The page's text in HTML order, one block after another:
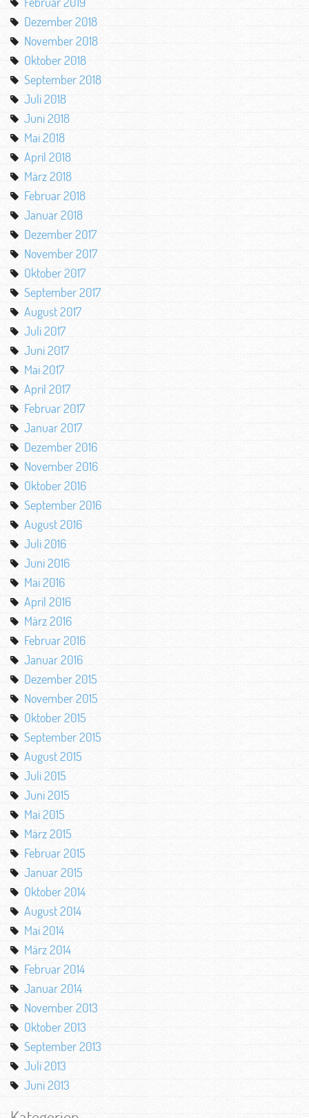
Dezember 2018
November 2018
Oktober 2018
September 2018
Juli 2018
Juni 2018
Mai 2018
April 2018
März 2018
Februar 2018
Januar 2018
Dezember 2017
November 2017
Oktober 2017
September 2017
August 2017
Juli 2017
Juni 2017
Mai 2017
April 2017
Februar 2017
Januar 2017
Dezember 2016
November 2016
Oktober 2016
September 2016
August 2016
Juli 2016
Juni 2016
Mai 2016
April 2016
März 2016
Februar 2016
Januar 2016
Dezember 2015
November 2015
Oktober 2015
September 2015
August 2015
Juli 2015
Juni 2015
Mai 2015
März 2015
Februar 2015
Januar 2015
Oktober 2014
August 2014
Mai 2014
März 2014
Februar 2014
Januar 2014
November 2013
Oktober 2013
September 2013
Juli 2013
Juni 2013